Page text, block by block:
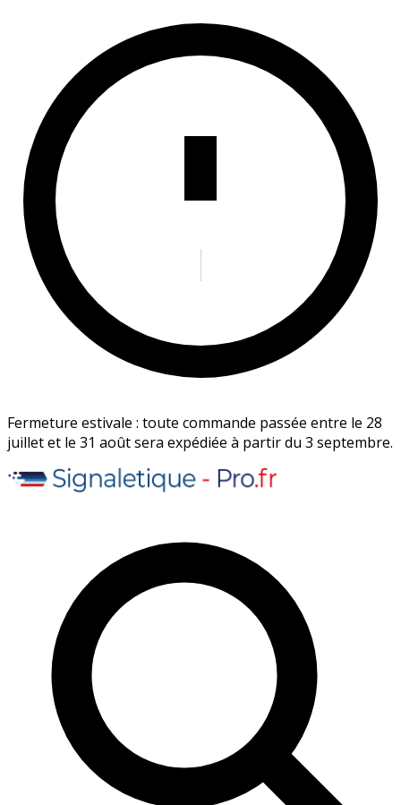
Fermeture estivale : toute commande passée entre le 28
juillet et le 31 août sera expédiée à partir du 3 septembre.